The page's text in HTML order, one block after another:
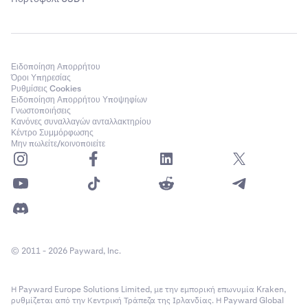
Ειδοποίηση Απορρήτου
Όροι Υπηρεσίας
Ρυθμίσεις Cookies
Ειδοποίηση Απορρήτου Υποψηφίων
Γνωστοποιήσεις
Κανόνες συναλλαγών ανταλλακτηρίου
Κέντρο Συμμόρφωσης
Μην πωλείτε/κοινοποιείτε
© 2011 - 2026 Payward, Inc.
Η Payward Europe Solutions Limited, με την εμπορική επωνυμία Kraken,
ρυθμίζεται από την Κεντρική Τράπεζα της Ιρλανδίας. Η Payward Global